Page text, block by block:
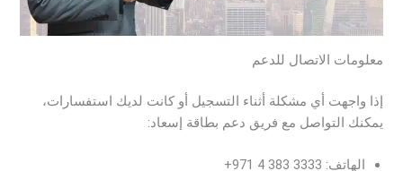
معلومات الاتصال للدعم
إذا واجهت أي مشكلة أثناء التسجيل أو كانت لديك استفسارات،
يمكنك التواصل مع فريق دعم بطاقة إسعاد:
الهاتف: ‎+971 4 383 3333